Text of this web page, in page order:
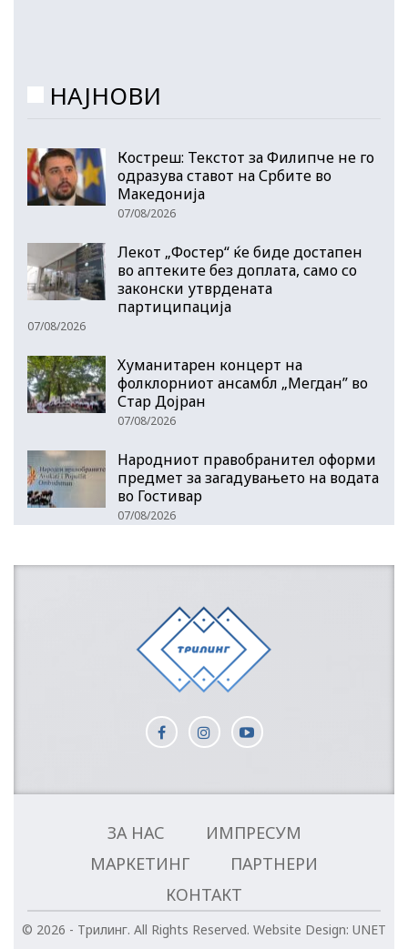
НАЈНОВИ
Костреш: Текстот за Филипче не го
одразува ставот на Србите во
Македонија
07/08/2026
Лекот „Фостер“ ќе биде достапен
во аптеките без доплата, само со
законски утврдената
партиципација
07/08/2026
Хуманитарен концерт на
фолклорниот ансамбл „Мегдан” во
Стар Дојран
07/08/2026
Народниот правобранител оформи
предмет за загадувањето на водата
во Гостивар
07/08/2026
ЗА НАС
ИМПРЕСУМ
МАРКЕТИНГ
ПАРТНЕРИ
КОНТАКТ
© 2026 - Трилинг. All Rights Reserved. Website Design: UNET